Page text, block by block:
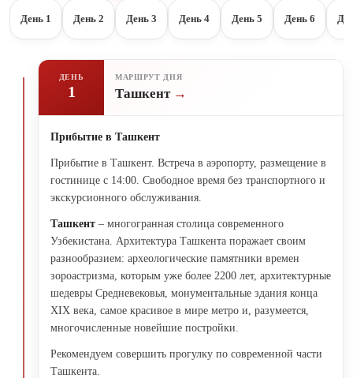
День 1 День 2 День 3 День 4 День 5 День 6
ДЕНЬ
1
МАРШРУТ ДНЯ
Ташкент
Прибытие в Ташкент
Прибытие в Ташкент. Встреча в аэропорту, размещение в
гостинице с 14:00. Свободное время без транспортного и
экскурсионного обслуживания.
Ташкент – многогранная столица современного
Узбекистана. Архитектура Ташкента поражает своим
разнообразием: археологические памятники времен
зороастризма, которым уже более 2200 лет, архитектурные
шедевры Средневековья, монументальные здания конца
XIX века, самое красивое в мире метро и, разумеется,
многочисленные новейшие постройки.
Рекомендуем совершить прогулку по современной части
Ташкента.